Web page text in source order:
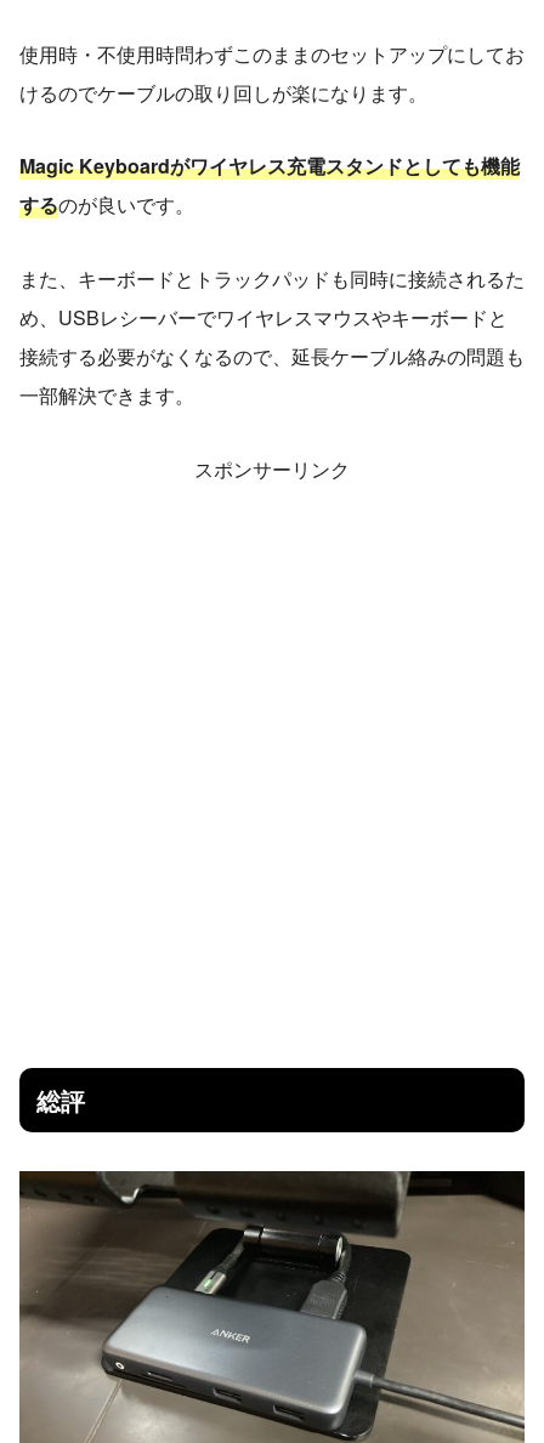
使用時・不使用時問わずこのままのセットアップにしてお
けるのでケーブルの取り回しが楽になります。
Magic Keyboardがワイヤレス充電スタンドとしても機能
するのが良いです。
また、キーボードとトラックパッドも同時に接続されるた
め、USBレシーバーでワイヤレスマウスやキーボードと
接続する必要がなくなるので、延長ケーブル絡みの問題も
一部解決できます。
スポンサーリンク
総評